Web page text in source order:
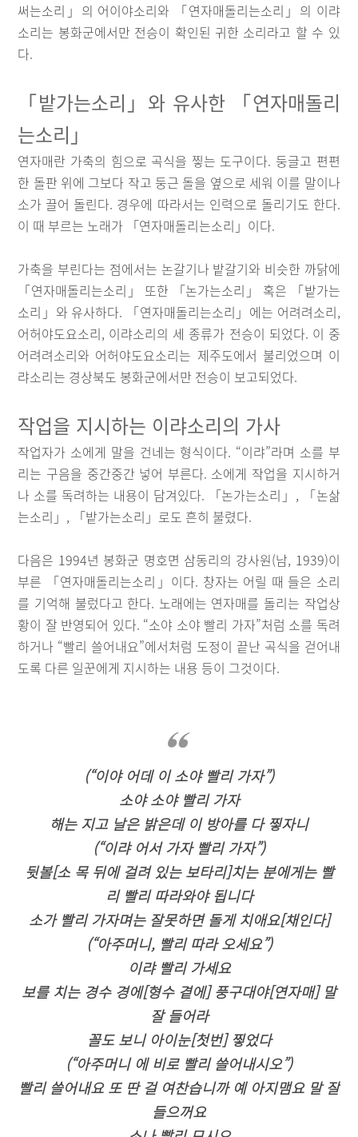
써는소리」의 어이야소리와 「연자매돌리는소리」의 이랴
소리는 봉화군에서만 전승이 확인된 귀한 소리라고 할 수 있
다.
「밭가는소리」와 유사한 「연자매돌리
는소리」
연자매란 가축의 힘으로 곡식을 찧는 도구이다. 둥글고 편편
한 돌판 위에 그보다 작고 둥근 돌을 옆으로 세워 이를 말이나
소가 끌어 돌린다. 경우에 따라서는 인력으로 돌리기도 한다.
이 때 부르는 노래가 「연자매돌리는소리」이다.
가축을 부린다는 점에서는 논갈기나 밭갈기와 비슷한 까닭에
「연자매돌리는소리」 또한 「논가는소리」 혹은 「밭가는
소리」와 유사하다. 「연자매돌리는소리」에는 어려려소리,
어허야도요소리, 이랴소리의 세 종류가 전승이 되었다. 이 중
어려려소리와 어허야도요소리는 제주도에서 불리었으며 이
랴소리는 경상북도 봉화군에서만 전승이 보고되었다.
작업을 지시하는 이랴소리의 가사
작업자가 소에게 말을 건네는 형식이다. “이랴”라며 소를 부
리는 구음을 중간중간 넣어 부른다. 소에게 작업을 지시하거
나 소를 독려하는 내용이 담겨있다. 「논가는소리」, 「논삶
는소리」, 「밭가는소리」로도 흔히 불렸다.
다음은 1994년 봉화군 명호면 삼동리의 강사원(남, 1939)이
부른 「연자매돌리는소리」이다. 창자는 어릴 때 들은 소리
를 기억해 불렀다고 한다. 노래에는 연자매를 돌리는 작업상
황이 잘 반영되어 있다. “소야 소야 빨리 가자”처럼 소를 독려
하거나 “빨리 쓸어내요”에서처럼 도정이 끝난 곡식을 걷어내
도록 다른 일꾼에게 지시하는 내용 등이 그것이다.
(“이야 어데 이 소야 빨리 가자”)
소야 소야 빨리 가자
해는 지고 날은 밝은데 이 방아를 다 찧자니
(“이랴 어서 가자 빨리 가자”)
뒷볼[소 목 뒤에 걸려 있는 보타리]치는 분에게는 빨
리 빨리 따라와야 됩니다
소가 빨리 가자며는 잘못하면 돌게 치애요[채인다]
(“아주머니, 빨리 따라 오세요”)
이랴 빨리 가세요
보를 치는 경수 경에[형수 곁에] 풍구대야[연자매] 말
잘 들어라
꼴도 보니 아이눈[첫번] 찧었다
(“아주머니 에 비로 빨리 쓸어내시오”)
빨리 쓸어내요 또 딴 걸 여찬습니까 예 아지맴요 말 잘
들으꺼요